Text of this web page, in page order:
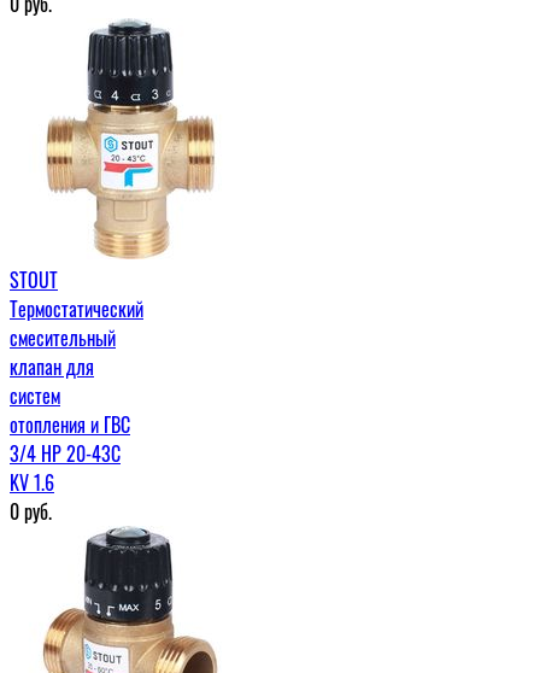
STOUT
Термостатический
смесительный
клапан для
систем
отопления и ГВС
3/4 НР 20-43С
KV 1.6
0руб.